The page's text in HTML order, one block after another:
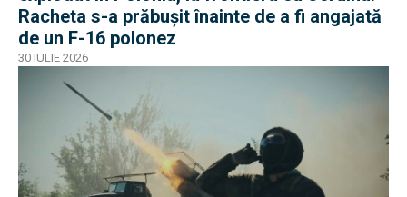
Racheta s-a prăbușit înainte de a fi angajată
de un F-16 polonez
30 IULIE 2026